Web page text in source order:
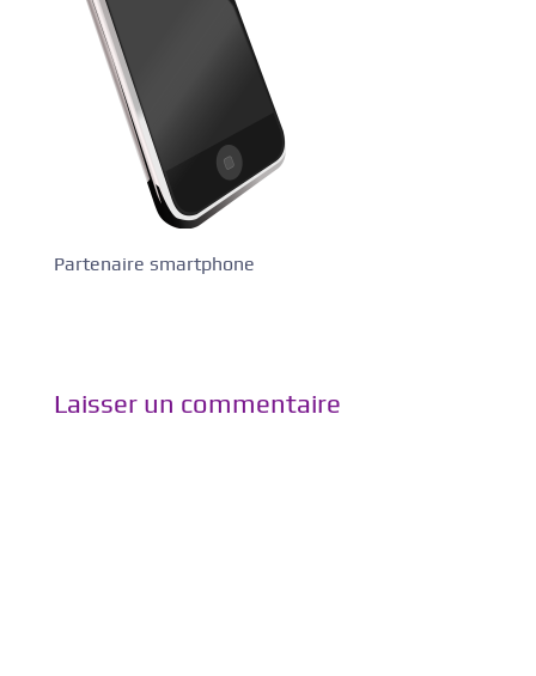
Partenaire smartphone
Laisser un commentaire